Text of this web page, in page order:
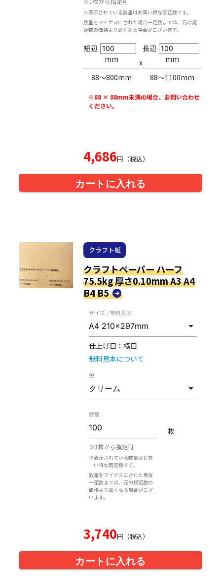
※表示されている数量はお買い得な既定数です。
数量をマイナスにされた場合一定数までは、元の規
定数の価格より高くなる場合がございます。
短辺
mm
88〜800mm
x
長辺
mm
88〜1100mm
※88 × 88mm未満の場合、お問い合わせ
ください。
4,686円（税込）
カートに入れる
クラフト紙
クラフトペーパー ハーフ
75.5kg 厚さ0.10mm A3 A4
B4 B5
サイズ / 無料見本
仕上げ目： 横目
無料見本について
色
数量
※1枚から指定可
※表示されている数量はお買
い得な既定数です。
数量をマイナスにされた場合
一定数までは、元の規定数の
価格より高くなる場合がござ
います。
枚
3,740円（税込）
カートに入れる